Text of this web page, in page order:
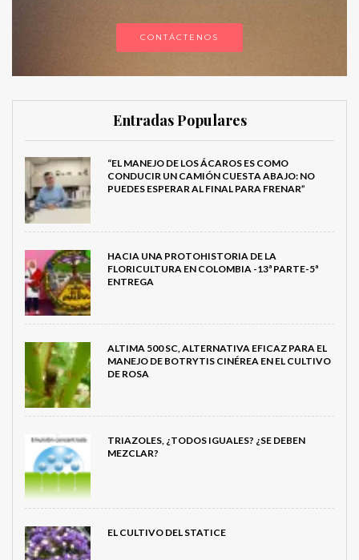
CONTÁCTENOS
Entradas Populares
“EL MANEJO DE LOS ÁCAROS ES COMO
CONDUCIR UN CAMIÓN CUESTA ABAJO: NO
PUEDES ESPERAR AL FINAL PARA FRENAR”
HACIA UNA PROTOHISTORIA DE LA
FLORICULTURA EN COLOMBIA -13ª PARTE-5ª
ENTREGA
ALTIMA 500 SC, ALTERNATIVA EFICAZ PARA EL
MANEJO DE BOTRYTIS CINÉREA EN EL CULTIVO
DE ROSA
TRIAZOLES, ¿TODOS IGUALES? ¿SE DEBEN
MEZCLAR?
EL CULTIVO DEL STATICE